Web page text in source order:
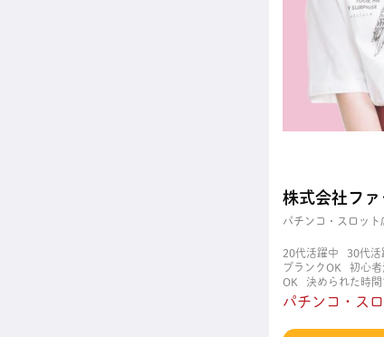
株式会社フ
パチンコ・スロット
20代活躍中 30代活
ブランクOK
初心者
OK
決められた時間
職場
週4日以上OK
パチンコ・ス